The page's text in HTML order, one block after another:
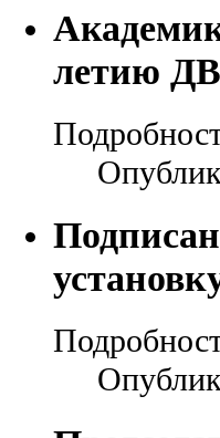
летию